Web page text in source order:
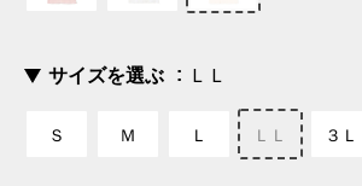
サイズを選ぶ ＬＬ
Ｓ Ｍ Ｌ ＬＬ ３Ｌ